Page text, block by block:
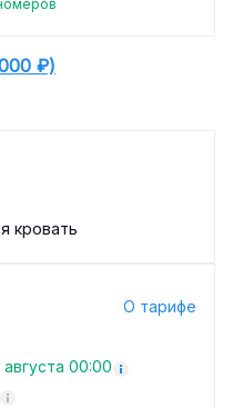
₽)
кровать
О тарифе
00:00